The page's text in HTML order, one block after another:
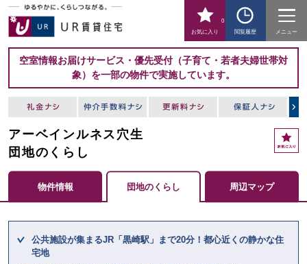
お気に入り
0
閲覧履歴
メニュー
空室情報お届けサービス・優先受付（子育て・若者夫婦世帯対
象）を一部の物件で実施しています。
アーベインルネス穴生
団地のくらし
お
気
入
り
物件情報 団地のくらし 周辺マップ
公共施設が集まるJR「黒崎駅」まで20分！都心近くの静かな住
宅地